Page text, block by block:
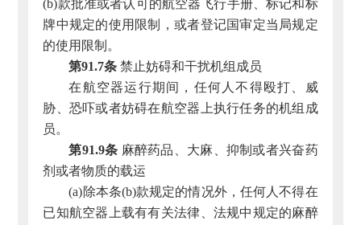
(b)款批准或者认可的航空器飞行手册、标记和标
牌中规定的使用限制，或者登记国审定当局规定
的使用限制。
第91.7条 禁止妨碍和干扰机组成员
在航空器运行期间，任何人不得殴打、威
胁、恐吓或者妨碍在航空器上执行任务的机组成
员。
第91.9条 麻醉药品、大麻、抑制或者兴奋药
剂或者物质的载运
(a)除本条(b)款规定的情况外，任何人不得在
已知航空器上载有有关法律、法规中规定的麻醉